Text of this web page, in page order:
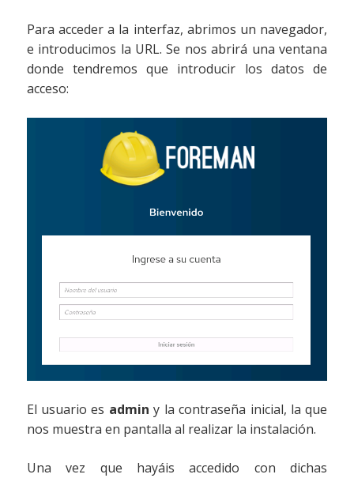
Para acceder a la interfaz, abrimos un navegador,
e introducimos la URL. Se nos abrirá una ventana
donde tendremos que introducir los datos de
acceso:
El usuario es admin y la contraseña inicial, la que
nos muestra en pantalla al realizar la instalación.
Una vez que hayáis accedido con dichas